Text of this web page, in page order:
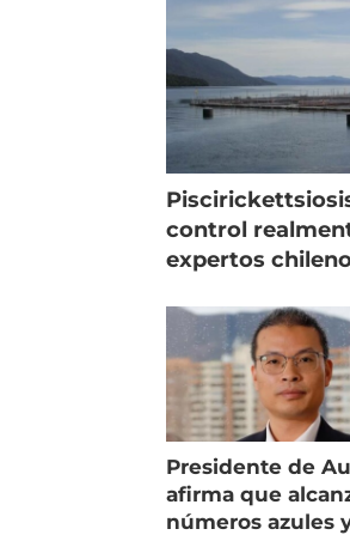
control
expertos
Presidente de
afirma que
números azules